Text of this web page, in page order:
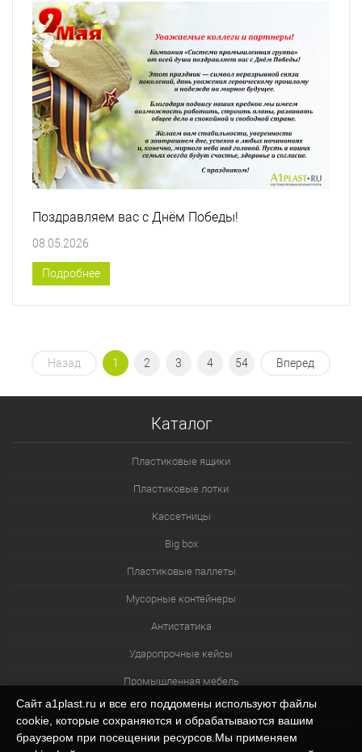
Поздравляем вас с Днём Победы!
08.05.2026
Подробнее
Назад 1 2 3 4 54 Вперед
Каталог
Пластиковые ящики
Пластиковые лотки
Кассетницы
Big box
Пластиковые паллеты
Мусорные контейнеры
Антистатика
Ударопрочные кейсы
Промышленная мебель
Изотермические контейнеры
Контейнеры для технических нужд
Сайт a1plast.ru и все его поддомены используют файлы
cookie, которые сохраняются и обрабатываются вашим
браузером при посещении ресурсов.Мы применяем